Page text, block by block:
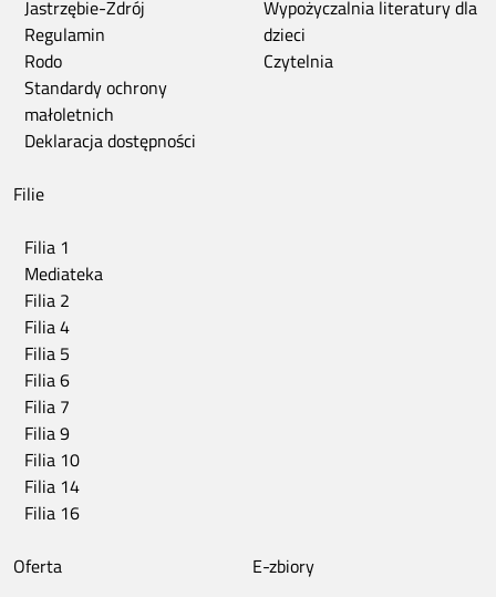
Jastrzębie-Zdrój
Regulamin
Rodo
Standardy ochrony
małoletnich
Deklaracja dostępności
Wypożyczalnia literatury dla
dzieci
Czytelnia
Filie
Filia 1
Mediateka
Filia 2
Filia 4
Filia 5
Filia 6
Filia 7
Filia 9
Filia 10
Filia 14
Filia 16
Oferta
E-zbiory